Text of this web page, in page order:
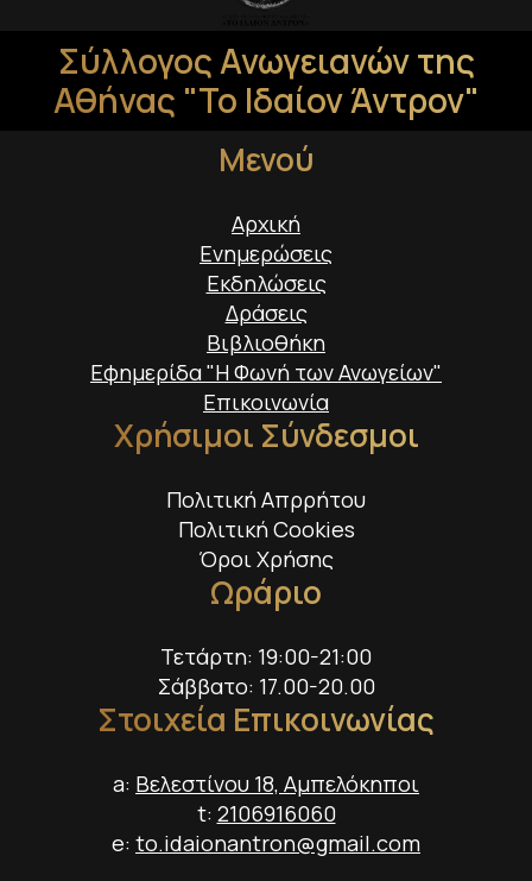
Σύλλογος Ανωγειανών της
Αθήνας "Το Ιδαίον Άντρον"
Μενού
Αρχική
Ενημερώσεις
Εκδηλώσεις
Δράσεις
Βιβλιοθήκη
Εφημερίδα "Η Φωνή των Ανωγείων"
Επικοινωνία
Χρήσιμοι Σύνδεσμοι
Πολιτική Απρρήτου
Πολιτική Cookies
Όροι Χρήσης
Ωράριο
Τετάρτη: 19:00-21:00
Σάββατο: 17.00-20.00
Στοιχεία Επικοινωνίας
a: Βελεστίνου 18, Αμπελόκηποι
t: 2106916060
e: to.idaionantron@gmail.com